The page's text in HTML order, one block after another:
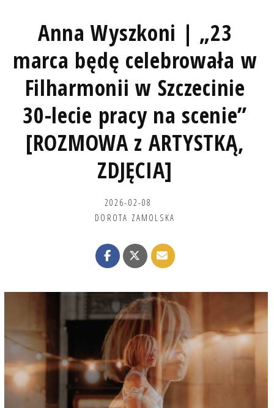
Anna Wyszkoni | „23
marca będę celebrowała w
Filharmonii w Szczecinie
30-lecie pracy na scenie”
[ROZMOWA z ARTYSTKĄ,
ZDJĘCIA]
2026-02-08
DOROTA ZAMOLSKA